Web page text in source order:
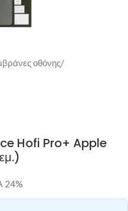
οθόνης/
Hofi Pro+ Apple
24%